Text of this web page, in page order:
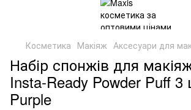
Косметика Макіяж Аксесуари для
Набір спонжів для
Insta-Ready Powder Puff
Purple